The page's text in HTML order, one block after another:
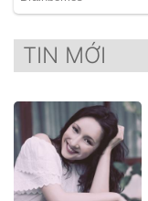
TIN MỚI